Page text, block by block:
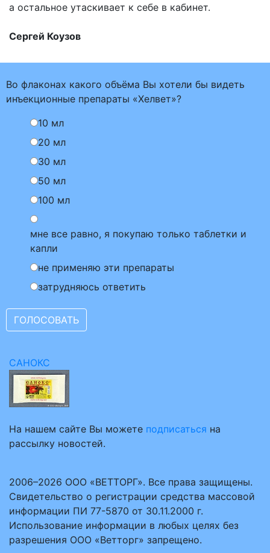
а остальное утаскивает к себе в кабинет.
Сергей Коузов
Во флаконах какого объёма Вы хотели бы видеть
инъекционные препараты «Хелвет»?
10 мл
20 мл
30 мл
50 мл
100 мл
мне все равно, я покупаю только таблетки и
капли
не применяю эти препараты
затрудняюсь ответить
САНОКС
На нашем сайте Вы можете подписаться на
рассылку новостей.
2006–2026 ООО «ВЕТТОРГ». Все права защищены.
Свидетельство о регистрации средства массовой
информации ПИ 77-5870 от 30.11.2000 г.
Использование информации в любых целях без
разрешения ООО «Ветторг» запрещено.